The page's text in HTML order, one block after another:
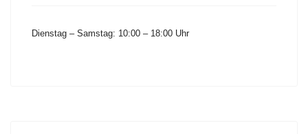
Dienstag – Samstag: 10:00 – 18:00 Uhr